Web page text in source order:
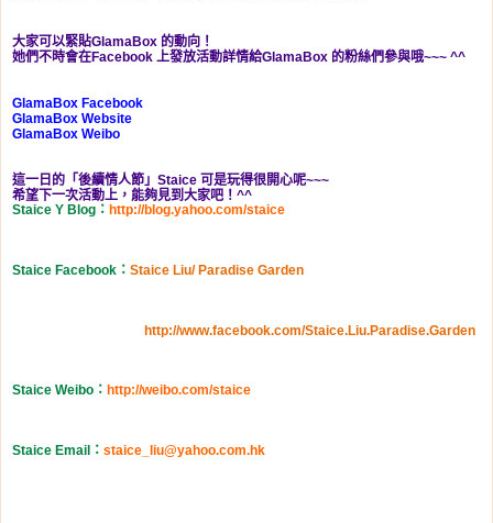
大家可以緊貼GlamaBox 的動向！
她們不時會在Facebook 上發放活動詳情給GlamaBox 的粉絲們參與哦~~~ ^^
GlamaBox Facebook
GlamaBox Website
GlamaBox Weibo
這一日的「後續情人節」Staice 可是玩得很開心呢~~~
希望下一次活動上，能夠見到大家吧！^^
Staice Y Blog ： http://blog.yahoo.com/staice
Staice Facebook ： Staice Liu/ Paradise Garden
http://www.facebook.com/Staice.Liu.Paradise.Garden
Staice Weibo ： http://weibo.com/staice
Staice Email ： staice_liu@yahoo.com.hk